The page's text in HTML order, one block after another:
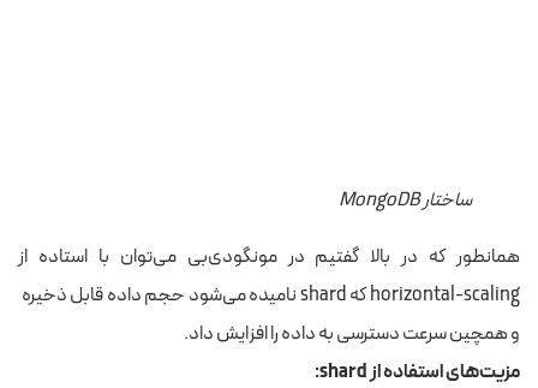
ساختار MongoDB
همانطور که در بالا گفتیم در مونگودی‌بی می‌توان با استاده از
horizontal-scaling که shard نامیده می‌شود حجم داده قابل ذخیره
و همچین سرعت دسترسی به داده را افزایش داد.
مزیت‌های استفاده از shard: